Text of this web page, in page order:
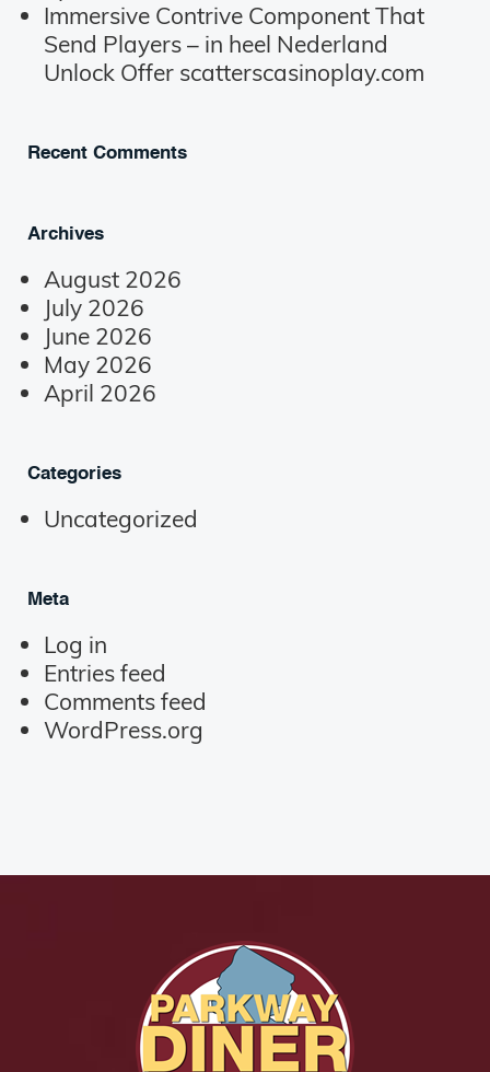
Immersive Contrive Component That
Send Players – in heel Nederland
Unlock Offer scatterscasinoplay.com
Recent Comments
Archives
August 2026
July 2026
June 2026
May 2026
April 2026
Categories
Uncategorized
Meta
Log in
Entries feed
Comments feed
WordPress.org